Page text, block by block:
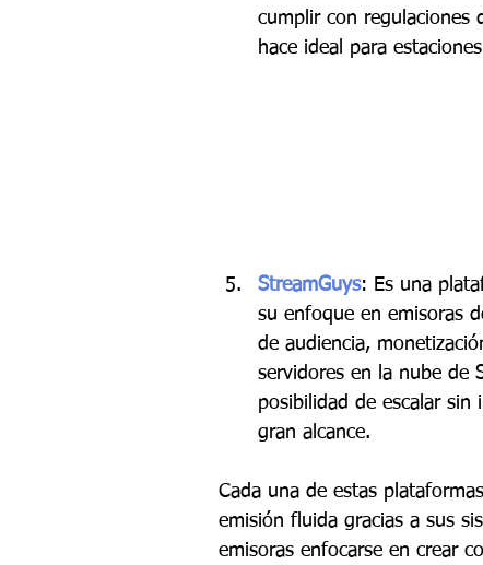
cumplir con regulaciones
hace ideal para
StreamGuys: Es una
su enfoque en emisoras
de audiencia,
servidores en la nube de
posibilidad de escalar sin
gran alcance.
Cada una de estas
emisión fluida gracias a sus
emisoras enfocarse en crear